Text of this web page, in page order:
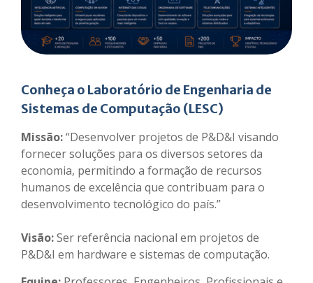
Conheça o Laboratório de Engenharia de
Sistemas de Computação (LESC)
Missão:“Desenvolver projetos de P&D&I visando
fornecer soluções para os diversos setores da
economia, permitindo a formação de recursos
humanos de excelência que contribuam para o
desenvolvimento tecnológico do país.”
Visão:Ser referência nacional em projetos de
P&D&I em hardware e sistemas de computação.